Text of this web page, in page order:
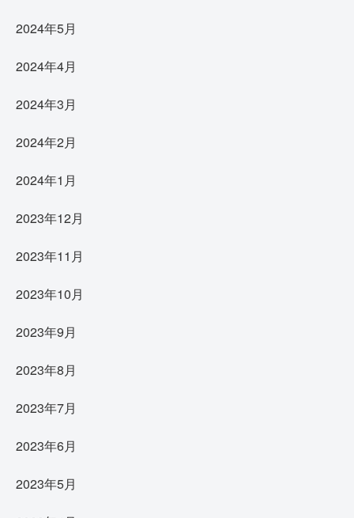
2024年5月
2024年4月
2024年3月
2024年2月
2024年1月
2023年12月
2023年11月
2023年10月
2023年9月
2023年8月
2023年7月
2023年6月
2023年5月